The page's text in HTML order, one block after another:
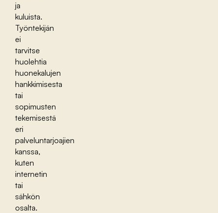
ja
kuluista.
Työntekijän
ei
tarvitse
huolehtia
huonekalujen
hankkimisesta
tai
sopimusten
tekemisestä
eri
palveluntarjoajien
kanssa,
kuten
internetin
tai
sähkön
osalta.